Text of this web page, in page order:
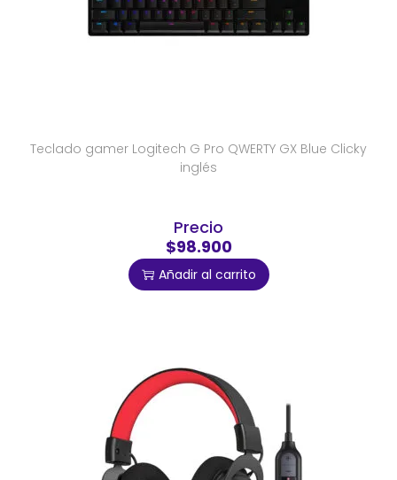
Teclado gamer Logitech G Pro QWERTY GX Blue Clicky
inglés
Precio
$98.900
Añadir al carrito